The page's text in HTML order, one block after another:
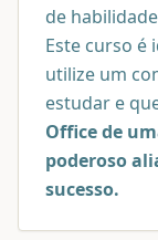
de
Este curso é
utilize um
estudar e
Office de
poderoso
sucesso.